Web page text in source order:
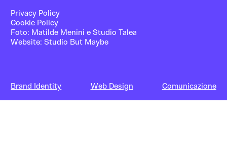
Privacy Policy
Cookie Policy
Foto: Matilde Menini e Studio Talea
Website:Studio But Maybe
Brand Identity Web Design Comunicazione